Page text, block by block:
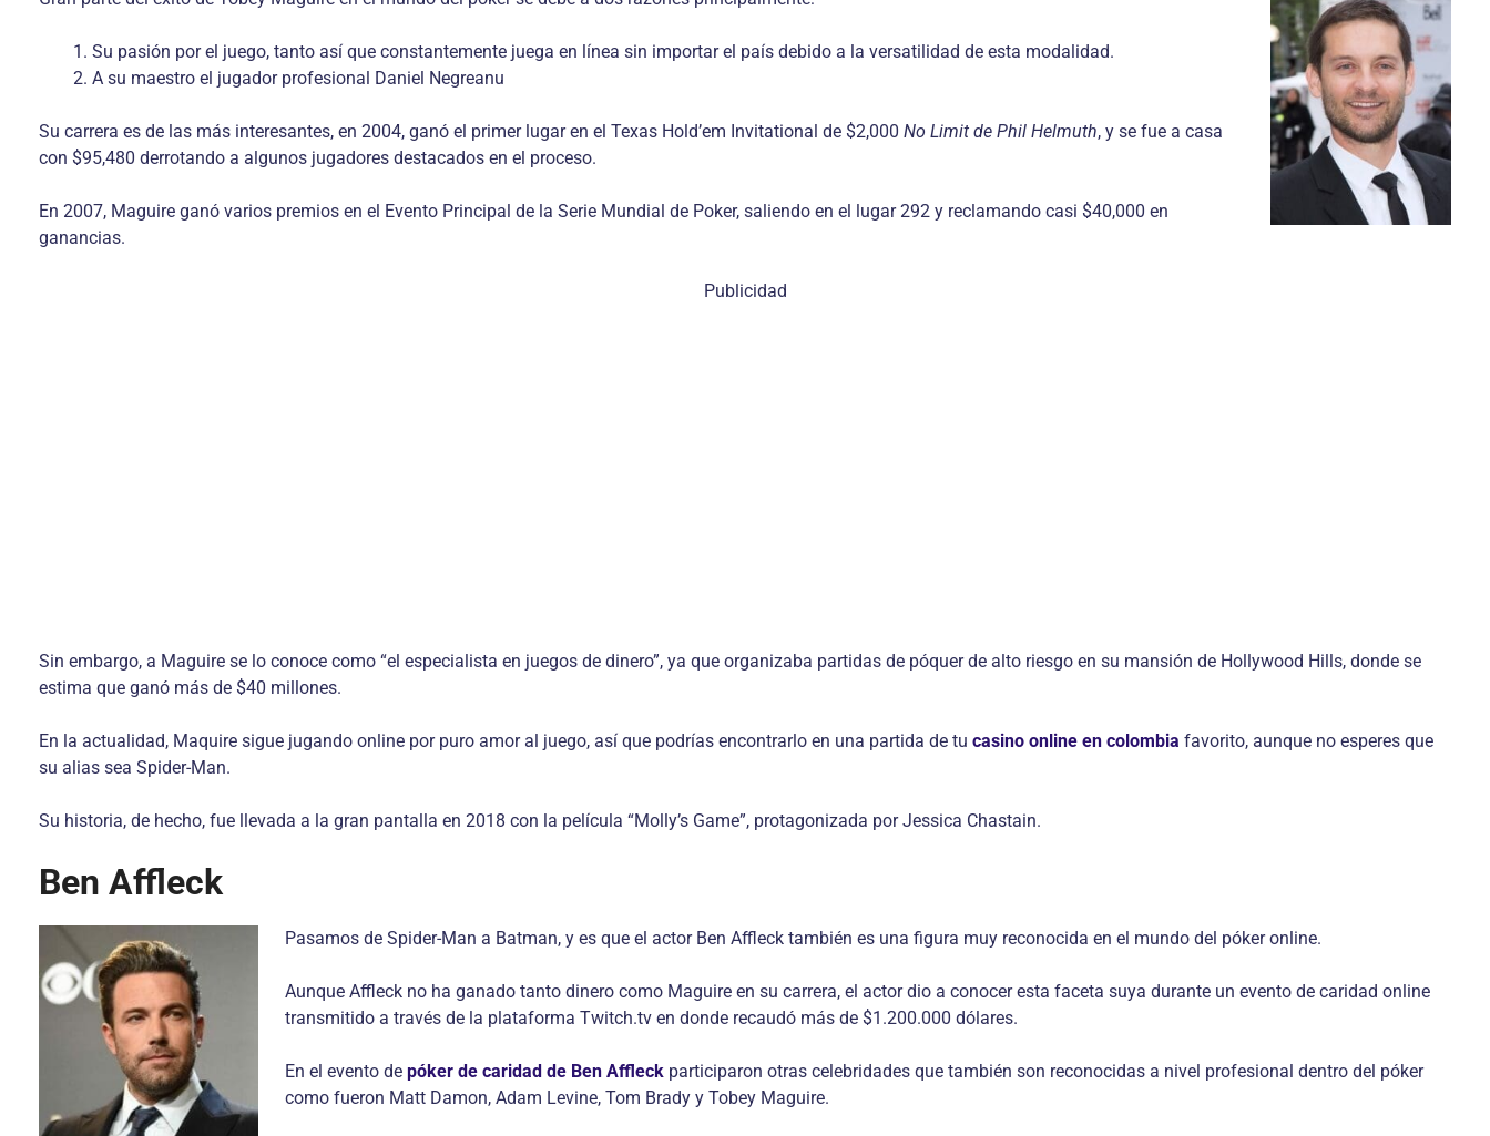
Su pasión por el juego, tanto así que constantemente juega en línea sin importar el país debido a la versatilidad de esta modalidad.
A su maestro el jugador profesional Daniel Negreanu
Su carrera es de las más interesantes, en 2004, ganó el primer lugar en el Texas Hold’em Invitational de $2,000 No Limit de Phil Helmuth, y se fue a casa
con $95,480 derrotando a algunos jugadores destacados en el proceso.
En 2007, Maguire ganó varios premios en el Evento Principal de la Serie Mundial de Poker, saliendo en el lugar 292 y reclamando casi $40,000 en
ganancias.
Publicidad
Sin embargo, a Maguire se lo conoce como “el especialista en juegos de dinero”, ya que organizaba partidas de póquer de alto riesgo en su mansión de Hollywood Hills, donde se
estima que ganó más de $40 millones.
En la actualidad, Maquire sigue jugando online por puro amor al juego, así que podrías encontrarlo en una partida de tu casino online en colombia favorito, aunque no esperes que
su alias sea Spider-Man.
Su historia, de hecho, fue llevada a la gran pantalla en 2018 con la película “Molly’s Game”, protagonizada por Jessica Chastain.
Ben Affleck
Pasamos de Spider-Man a Batman, y es que el actor Ben Affleck también es una figura muy reconocida en el mundo del póker online.
Aunque Affleck no ha ganado tanto dinero como Maguire en su carrera, el actor dio a conocer esta faceta suya durante un evento de caridad online
transmitido a través de la plataforma Twitch.tv en donde recaudó más de $1.200.000 dólares.
En el evento de póker de caridad de Ben Affleck participaron otras celebridades que también son reconocidas a nivel profesional dentro del póker
como fueron Matt Damon, Adam Levine, Tom Brady y Tobey Maguire.